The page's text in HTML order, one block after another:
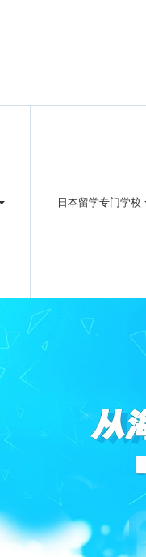
日本留学专门学校